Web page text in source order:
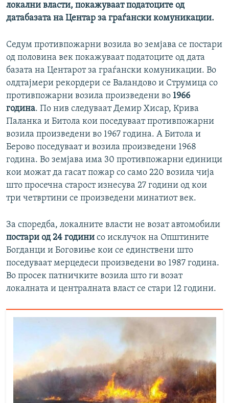
локални власти, покажуваат податоците од
датабазата на Центар за граѓански комуникации.
Седум противпожарни возила во земјава се постари
од половина век покажуваат податоците од дата
базата на Центарот за граѓански комуникации. Во
олдтајмери рекордери се Валандово и Струмица со
противпожарни возила произведени во 1966
година. По нив следуваат Демир Хисар, Крива
Паланка и Битола кои поседуваат противпожарни
возила произведени во 1967 година. А Битола и
Берово поседуваат и возила произведени 1968
година. Во земјава има 30 противпожарни единици
кои можат да гасат пожар со само 220 возила чија
што просечна старост изнесува 27 години од кои
три четвртини се произведени минатиот век.
За споредба, локалните власти не возат автомобили
постари од 24 години со исклучок на Општините
Богданци и Боговиње кои се единствени што
поседуваат мерцедеси произведени во 1987 година.
Во просек патничките возила што ги возат
локалната и централната власт се стари 12 години.